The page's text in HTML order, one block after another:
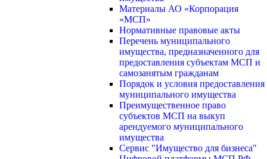
Материалы АО «Корпорация
«МСП»
Нормативные правовые акты
Перечень муниципального
имущества, предназначенного для
предоставления субъектам МСП и
самозанятым гражданам
Порядок и условия предоставления
муниципального имущества
Преимущественное право
субъектов МСП на выкуп
арендуемого муниципального
имущества
Сервис "Имущество для бизнеса"